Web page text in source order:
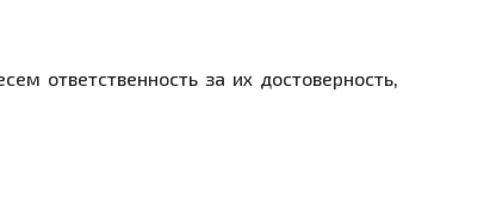
ответственность за их достоверность,